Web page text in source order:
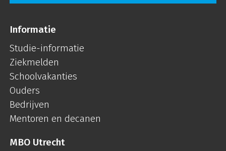
Informatie
Studie-informatie
Ziekmelden
Schoolvakanties
Ouders
Bedrijven
Mentoren en decanen
MBO Utrecht